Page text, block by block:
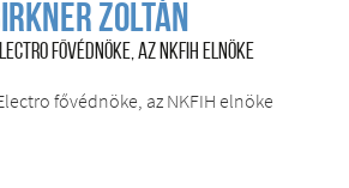
Zoltán
FŐVÉDNÖKE, AZ NKFIH ELNÖKE
fővédnöke, az NKFIH elnöke